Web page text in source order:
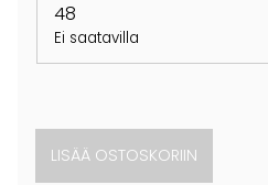
48
Ei saatavilla